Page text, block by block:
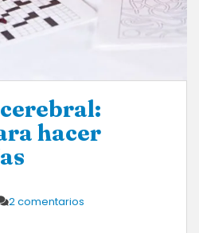
hacer
2 comentarios